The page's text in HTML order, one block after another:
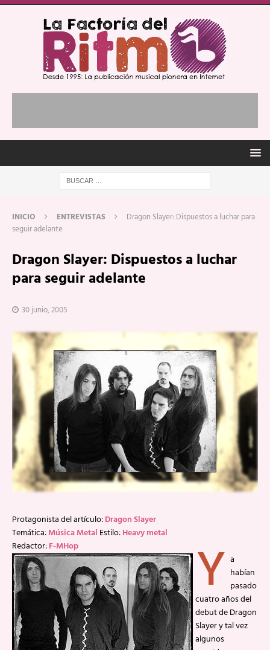
INICIO ENTREVISTAS
Dragon Slayer: Dispuestos a luchar para
seguir adelante
Dragon Slayer: Dispuestos a luchar
para seguir adelante
30 junio, 2005
Protagonista del artículo:Dragon Slayer
Temática:Música Metal Estilo:Heavy metal
Redactor:F-MHop Y a
habían
pasado
cuatro años del
debut de Dragon
Slayer y tal vez
algunos